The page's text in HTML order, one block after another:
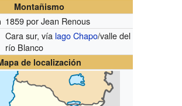
Montañismo
1859 por Jean Renous
Cara sur, vía lago Chapo/valle del
río Blanco
de localización